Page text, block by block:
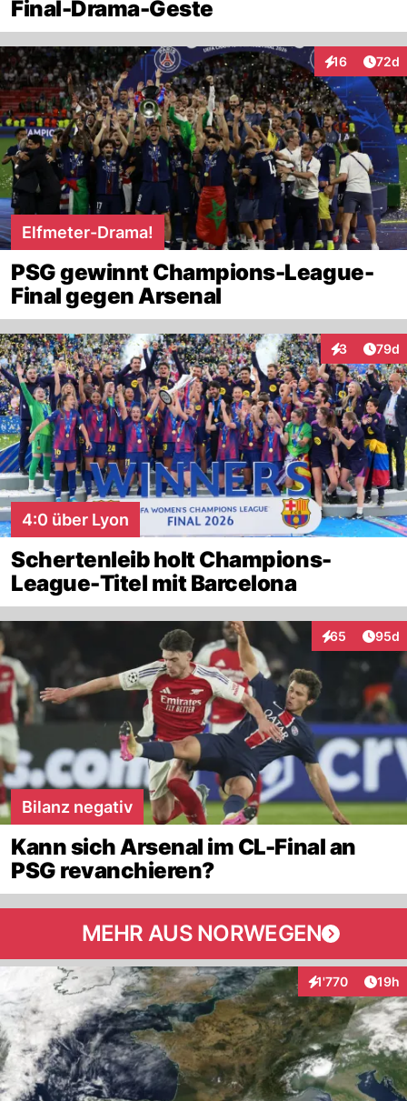
Final-Drama-Geste
16
Interaktionen
72d
Elfmeter-Drama!
PSG gewinnt Champions-League-
Final gegen Arsenal
3
Interaktionen
79d
4:0 über Lyon
Schertenleib holt Champions-
League-Titel mit Barcelona
65
Interaktionen
95d
Bilanz negativ
Kann sich Arsenal im CL-Final an
PSG revanchieren?
MEHR AUS NORWEGEN
1'770
Interaktionen19h